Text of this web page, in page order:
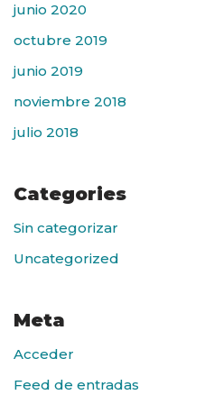
junio 2020
octubre 2019
junio 2019
noviembre 2018
julio 2018
Categories
Sin categorizar
Uncategorized
Meta
Acceder
Feed de entradas